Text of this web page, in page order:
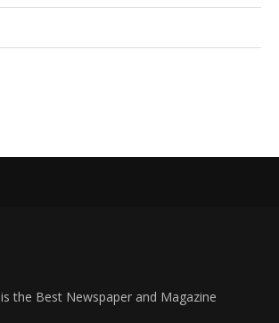
is the Best Newspaper and Magazine